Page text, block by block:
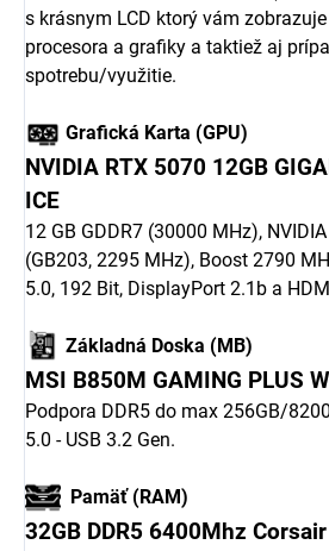
s krásnym LCD ktorý vám
procesora a grafiky a taktiež aj
spotrebu/využitie.
Grafická Karta (GPU)
NVIDIA RTX 5070 12GB
ICE
12 GB GDDR7 (30000 MHz), NVIDIA
(GB203, 2295 MHz), Boost 2790
5.0, 192 Bit, DisplayPort 2.1b a
Základná Doska (MB)
MSI B850M GAMING PLUS
Podpora DDR5 do max 256GB/
5.0 - USB 3.2 Gen.
Pamäť (RAM)
32GB DDR5 6400Mhz